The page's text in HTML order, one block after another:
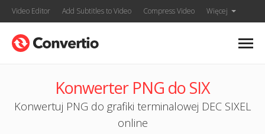
Video Editor Add Subtitles to Video Compress Video Więcej
Konwerter PNG do SIX
Konwertuj PNG do grafiki terminalowej DEC SIXEL
online